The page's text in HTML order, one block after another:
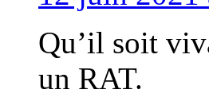
Qu’il soit
un RAT.